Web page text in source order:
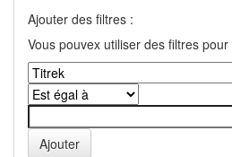
Ajouter des filtres :
Vous pouvex utiliser des filtres